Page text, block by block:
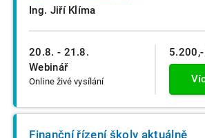
20.8. - 21.8.
Webinář
Online živé vysílání
Ing. Jiří Klíma
Finanční řízení školy aktuálně